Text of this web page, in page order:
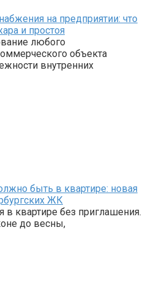
на предприятии: что
и простоя
любого
объекта
внутренних
быть в квартире: новая
ЖК
квартире без приглашения.
до весны,